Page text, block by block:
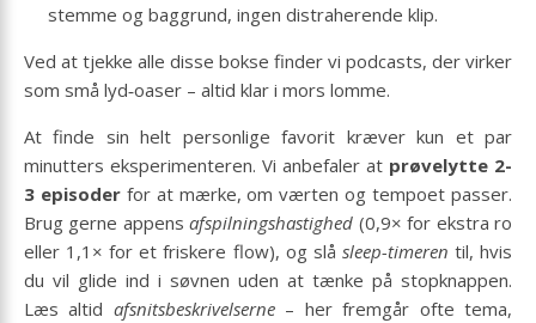
stemme og baggrund, ingen distraherende klip.
Ved at tjekke alle disse bokse finder vi podcasts, der virker
som små lyd‐oaser – altid klar i mors lomme.
At finde sin helt personlige favorit kræver kun et par
minutters eksperimenteren. Vi anbefaler at prøvelytte 2-
3 episoderfor at mærke, om værten og tempoet passer.
Brug gerne appensafspilningshastighed (0,9× for ekstra ro
eller 1,1× for et friskere flow), og slå sleep-timeren til, hvis
du vil glide ind i søvnen uden at tænke på stopknappen.
Læs altid afsnitsbeskrivelserne– her fremgår ofte tema,